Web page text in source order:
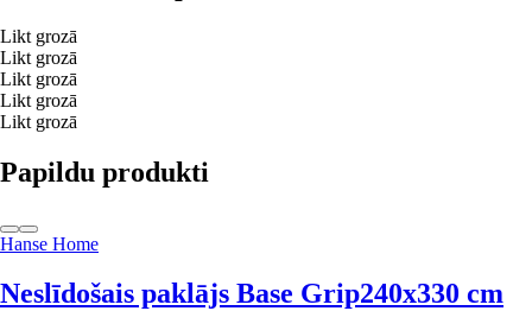
Likt grozā
Likt grozā
Likt grozā
Likt grozā
Likt grozā
Papildu produkti
Hanse Home
Neslīdošais paklājs Base Grip240x330 cm